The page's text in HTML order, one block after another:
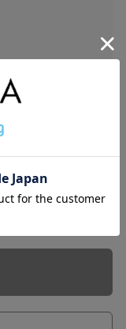
。）は、河淳株
ます。）が提供
定めに従い入会
利用に関わる一
、本規約のほ
、本規約の一部